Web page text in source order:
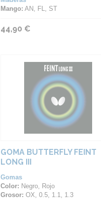
Mango: AN, FL, ST
44,90 €
GOMA BUTTERFLY FEINT
LONG III
Gomas
Color: Negro, Rojo
Grosor: OX, 0.5, 1.1, 1.3